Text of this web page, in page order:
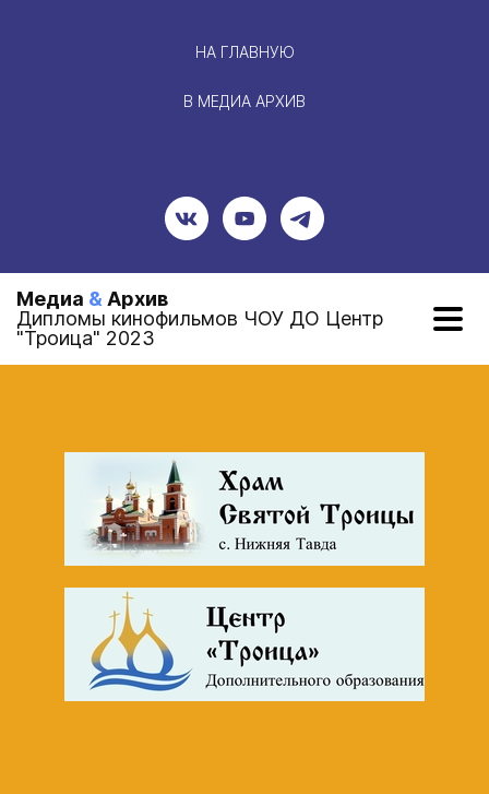
НА ГЛАВНУЮ
В МЕДИА АРХИВ
Медиа & Архив
Дипломы кинофильмов ЧОУ ДО Центр
"Троица" 2023